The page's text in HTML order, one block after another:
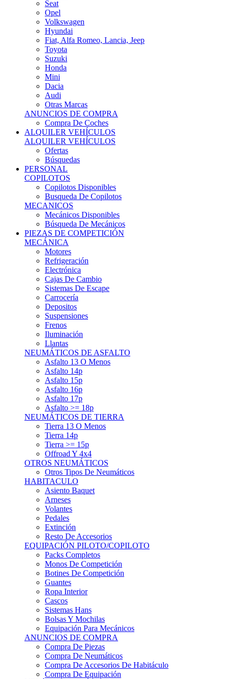
Volkswagen
Hyundai
Fiat, Alfa Romeo, Lancia, Jeep
Toyota
Suzuki
Honda
Mini
Dacia
Audi
Otras Marcas
ANUNCIOS DE COMPRA
Compra De Coches
ALQUILER VEHÍCULOS
ALQUILER VEHÍCULOS
Ofertas
Búsquedas
PERSONAL
COPILOTOS
Copilotos Disponibles
Busqueda De Copilotos
MECANICOS
Mecánicos Disponibles
Búsqueda De Mecánicos
PIEZAS DE COMPETICIÓN
MECÁNICA
Motores
Refrigeración
Electrónica
Cajas De Cambio
Sistemas De Escape
Carrocería
Depositos
Suspensiones
Frenos
Iluminación
Llantas
NEUMÁTICOS DE ASFALTO
Asfalto 13 O Menos
Asfalto 14p
Asfalto 15p
Asfalto 16p
Asfalto 17p
Asfalto >= 18p
NEUMÁTICOS DE TIERRA
Tierra 13 O Menos
Tierra 14p
Tierra >= 15p
Offroad Y 4x4
OTROS NEUMÁTICOS
Otros Tipos De Neumáticos
HABITACULO
Asiento Baquet
Arneses
Volantes
Pedales
Extinción
Resto De Accesorios
EQUIPACIÓN PILOTO/COPILOTO
Packs Completos
Monos De Competición
Botines De Competición
Guantes
Ropa Interior
Cascos
Sistemas Hans
Bolsas Y Mochilas
Equipación Para Mecánicos
ANUNCIOS DE COMPRA
Compra De Piezas
Compra De Neumáticos
Compra De Accesorios De Habitáculo
Compra De Equipación
VEHÍCULOS CLÁSICOS